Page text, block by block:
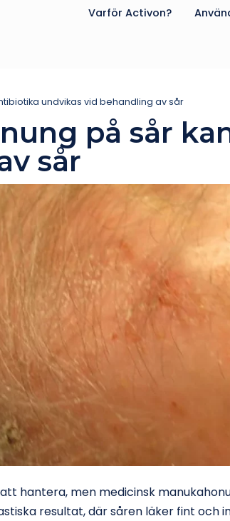
Varför Activon?
undvikas vid behandling av sår
på sår
sår
hantera, men medicinsk
resultat, där såren läker fint